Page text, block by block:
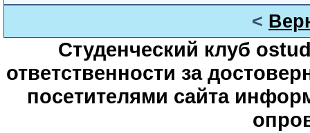
<
Студенческий клуб
ответственности за
посетителями сайта